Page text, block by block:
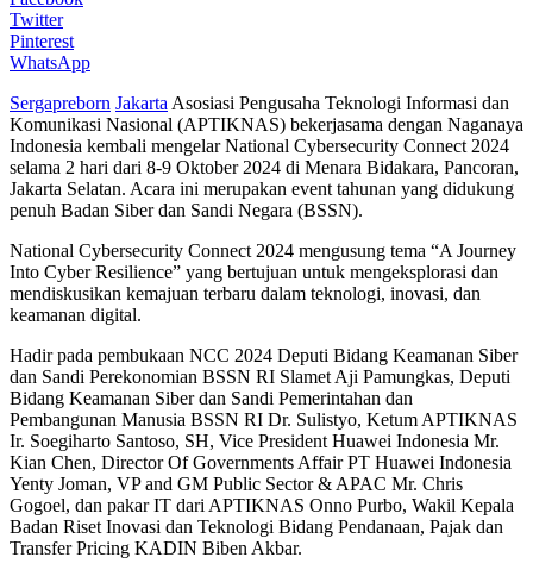
Twitter
Pinterest
WhatsApp
Sergapreborn Jakarta Asosiasi Pengusaha Teknologi Informasi dan
Komunikasi Nasional (APTIKNAS) bekerjasama dengan Naganaya
Indonesia kembali mengelar National Cybersecurity Connect 2024
selama 2 hari dari 8-9 Oktober 2024 di Menara Bidakara, Pancoran,
Jakarta Selatan. Acara ini merupakan event tahunan yang didukung
penuh Badan Siber dan Sandi Negara (BSSN).
National Cybersecurity Connect 2024 mengusung tema “A Journey
Into Cyber Resilience” yang bertujuan untuk mengeksplorasi dan
mendiskusikan kemajuan terbaru dalam teknologi, inovasi, dan
keamanan digital.
Hadir pada pembukaan NCC 2024 Deputi Bidang Keamanan Siber
dan Sandi Perekonomian BSSN RI Slamet Aji Pamungkas, Deputi
Bidang Keamanan Siber dan Sandi Pemerintahan dan
Pembangunan Manusia BSSN RI Dr. Sulistyo, Ketum APTIKNAS
Ir. Soegiharto Santoso, SH, Vice President Huawei Indonesia Mr.
⁠Kian Chen, Director Of Governments Affair PT Huawei Indonesia
Yenty Joman, VP and GM Public Sector & APAC Mr. Chris
Gogoel, dan pakar IT dari APTIKNAS Onno Purbo, Wakil Kepala
Badan Riset Inovasi dan Teknologi Bidang Pendanaan, Pajak dan
Transfer Pricing KADIN Biben Akbar.